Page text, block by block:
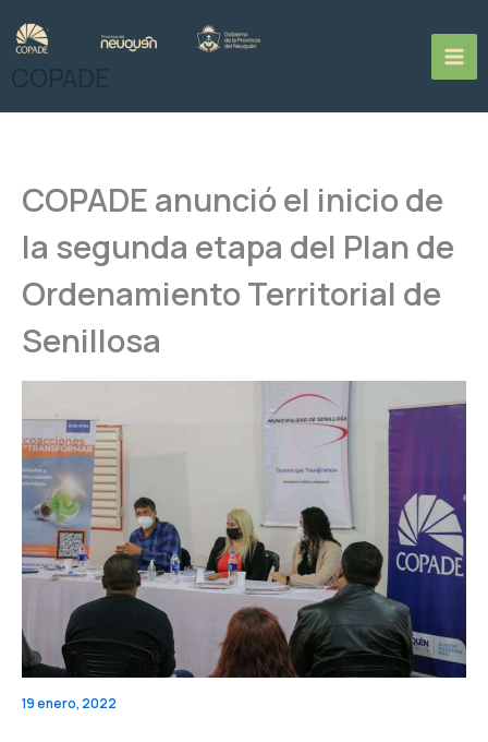
contenido
COPADE anunció el inicio de
la segunda etapa del Plan de
Ordenamiento Territorial de
Senillosa
19 enero, 2022